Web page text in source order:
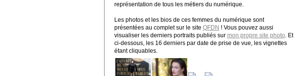
représentation de tous les métiers du numérique.
Les photos et les bios de ces femmes du numérique sont
présentées au complet sur le site QFDN ! Vous pouvez aussi
visualiser les derniers portraits publiés sur mon propre site photo . Et
ci-dessous, les 16 derniers par date de prise de vue, les vignettes
étant cliquables.